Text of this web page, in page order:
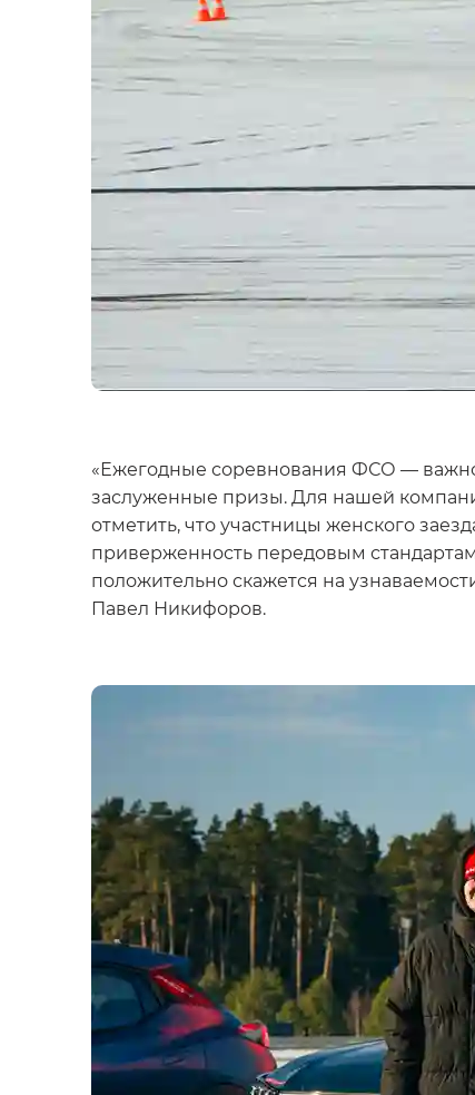
«Ежегодные соревнования ФСО —
заслуженные призы. Для нашей
отметить, что участницы женского
приверженность передовым
положительно скажется на
Павел Никифоров.